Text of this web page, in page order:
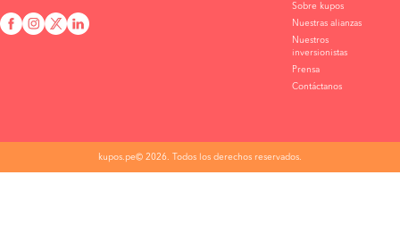
Sobre kupos
Nuestras alianzas
Nuestros
inversionistas
Prensa
Contáctanos
kupos.pe© 2026. Todos los derechos reservados.